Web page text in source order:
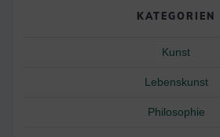
KATEGORIEN
Kunst
Lebenskunst
Philosophie